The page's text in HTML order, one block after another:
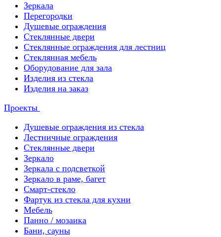
Зеркала
Перегородки
Душевые ограждения
Стеклянные двери
Стеклянные ограждения для лестниц
Стеклянная мебель
Оборудование для зала
Изделия из стекла
Изделия на заказ
Проекты
Душевые ограждения из стекла
Лестничные ограждения
Стеклянные двери
Зеркало
Зеркала с подсветкой
Зеркало в раме, багет
Смарт-стекло
Фартук из стекла для кухни
Мебель
Панно / мозаика
Бани, сауны